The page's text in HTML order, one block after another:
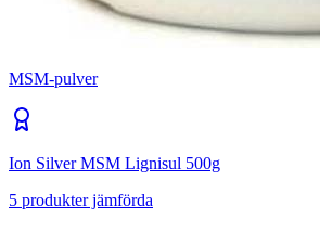
MSM-pulver
Ion Silver MSM Lignisul 500g
5 produkter jämförda